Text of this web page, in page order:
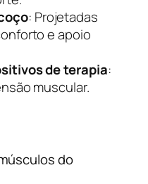
: Projetadas
e apoio
de terapia:
muscular.
do